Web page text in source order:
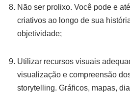
Não ser prolixo. Você pode e
criativos ao longo de sua
objetividade;
Utilizar recursos visuais
visualização e compreensão
storytelling. Gráficos, mapas,